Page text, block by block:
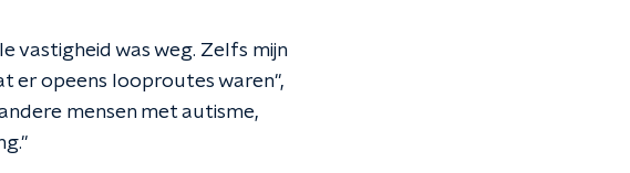
vastigheid was weg. Zelfs mijn
er opeens looproutes waren",
mensen met autisme,